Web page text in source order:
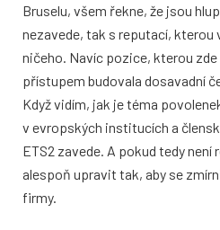
Bruselu, všem řekne, že jsou
nezavede, tak s reputací, kterou
ničeho. Navíc pozice, kterou
přístupem budovala dosavadní
Když vidím, jak je téma
v evropských institucích a
ETS2 zavede. A pokud tedy
alespoň upravit tak, aby se
firmy.